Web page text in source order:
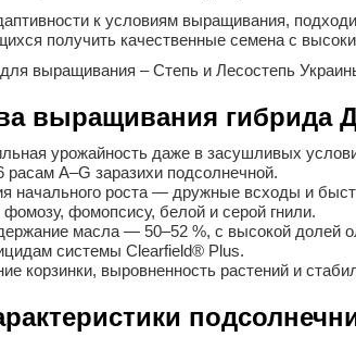
к условиям выращивания,
получить качественные семена с
выращивания – Степь и Лесостепь
выращивания гибрида
урожайность даже в засушливых
расам A–G заразихи подсолнечной.
начального роста — дружные всходы и
фомозу, фомопсису, белой и серой гнили.
масла — 50–52 %, с высокой долей
системы Clearfield® Plus.
корзинки, выровненность растений и